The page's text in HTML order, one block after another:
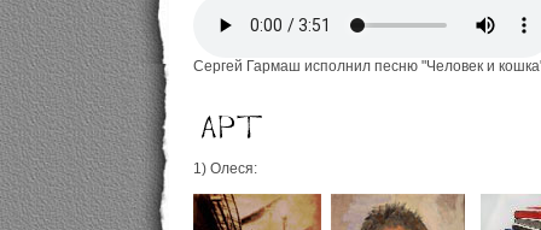
Сергей Гармаш исполнил песню "Человек и
1) Олеся: